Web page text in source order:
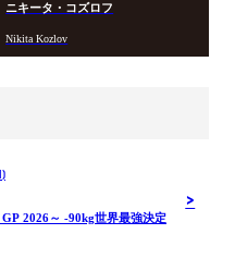
ニキータ・コズロフ
Nikita Kozlov
2026～ -90kg世界最強決定